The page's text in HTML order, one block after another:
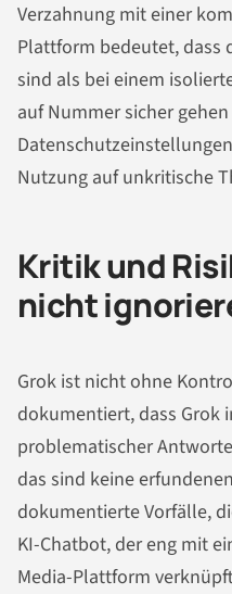
Verzahnung mit einer
Plattform bedeutet, dass
sind als bei einem
auf Nummer sicher
Nutzung auf unkritische
Kritik und
nicht
Grok ist nicht ohne
dokumentiert, dass Grok
problematischer
das sind keine
dokumentierte Vorfälle,
KI-Chatbot, der eng mit
Media-Plattform